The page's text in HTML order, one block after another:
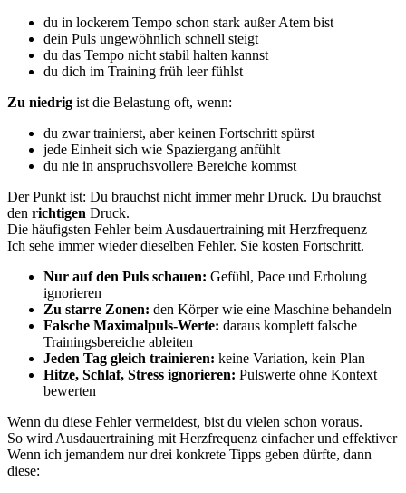
du in lockerem Tempo schon stark außer Atem bist
dein Puls ungewöhnlich schnell steigt
du das Tempo nicht stabil halten kannst
du dich im Training früh leer fühlst
Zu niedrig ist die Belastung oft, wenn:
du zwar trainierst, aber keinen Fortschritt spürst
jede Einheit sich wie Spaziergang anfühlt
du nie in anspruchsvollere Bereiche kommst
Der Punkt ist: Du brauchst nicht immer mehr Druck. Du brauchst
den richtigen Druck.
Die häufigsten Fehler beim Ausdauertraining mit Herzfrequenz
Ich sehe immer wieder dieselben Fehler. Sie kosten Fortschritt.
Nur auf den Puls schauen: Gefühl, Pace und Erholung
ignorieren
Zu starre Zonen: den Körper wie eine Maschine behandeln
Falsche Maximalpuls-Werte: daraus komplett falsche
Trainingsbereiche ableiten
Jeden Tag gleich trainieren: keine Variation, kein Plan
Hitze, Schlaf, Stress ignorieren: Pulswerte ohne Kontext
bewerten
Wenn du diese Fehler vermeidest, bist du vielen schon voraus.
So wird Ausdauertraining mit Herzfrequenz einfacher und effektiver
Wenn ich jemandem nur drei konkrete Tipps geben dürfte, dann
diese: